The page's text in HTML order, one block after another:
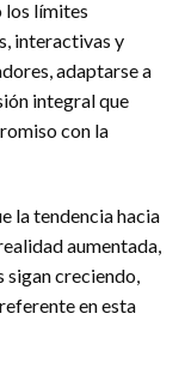
los límites
interactivas y
adaptarse a
integral que
con la
la tendencia hacia
aumentada,
sigan creciendo,
en esta